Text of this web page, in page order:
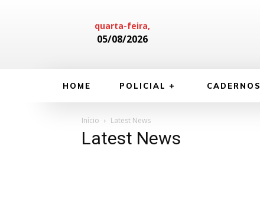
quarta-feira,
05/08/2026
HOME POLICIAL CADERNOS
Início Latest News
Latest News